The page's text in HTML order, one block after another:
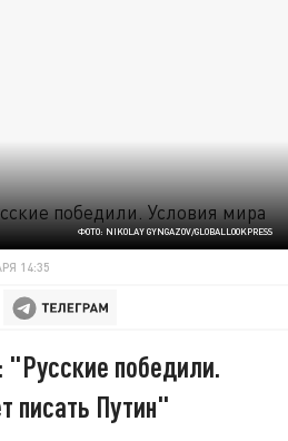
ФОТО: NIKOLAY GYNGAZOV/GLOBALLOOKPRESS
14:35
"Русские победили.
писать Путин"